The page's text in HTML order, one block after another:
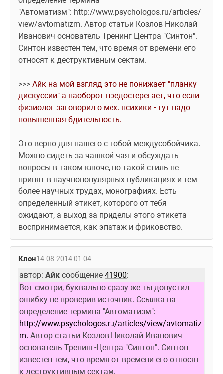
"Автоматизм": http://www.psychologos.ru/articles/
view/avtomatizm. Автор статьи Козлов Николай
Иванович основатель Тренинг-Центра "Синтон".
Синтон известен тем, что время от времени его
относят к деструктивным сектам.
>>> Айк на мой взгляд это не понижает "планку
дискуссии" а наоборот предостерегает, что если
физиолог заговорил о мех. психики - тут надо
повышенная бдительность.
Это верно для нашего с тобой междусобойчика.
Можно сидеть за чашкой чая и обсуждать
вопросы в таком ключе, но такой стиль не
принят в научнопопулярных публикациях и тем
более научных трудах, монографиях. Есть
определенный этикет, которого от тебя
ожидают, а выход за приделы этого этикета
воспринимается, как эпатаж и фриковство.
Клон14.08.2014 01:04
автор: Айк сообщение 41900:
Вот смотри, буквально сразу же ты допустил
ошибку не проверив источник. Ссылка на
http://www.psychologos.ru/articles/view/avtomatiz
m. Автор статьи Козлов Николай Иванович
основатель Тренинг-Центра "Синтон". Синтон
известен тем, что время от времени его относят
к деструктивным сектам.